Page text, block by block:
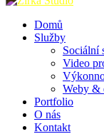
Domů
Služby
Sociální
Video
Weby &
Portfolio
O nás
Kontakt